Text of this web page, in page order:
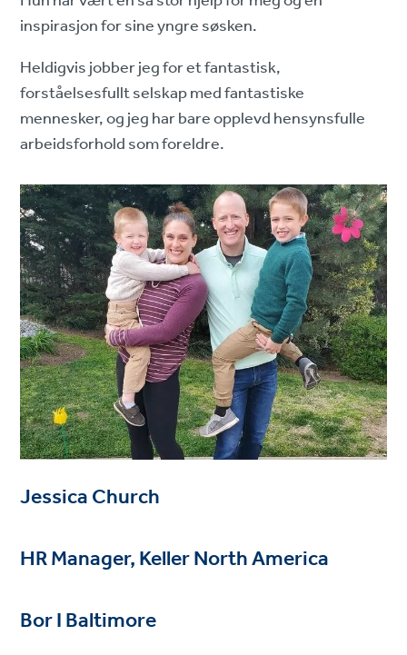
inspirasjon for sine yngre søsken.
Heldigvis jobber jeg for et fantastisk,
forståelsesfullt selskap med fantastiske
mennesker, og jeg har bare opplevd hensynsfulle
arbeidsforhold som foreldre.
Jessica Church
HR Manager, Keller North America
Bor I Baltimore